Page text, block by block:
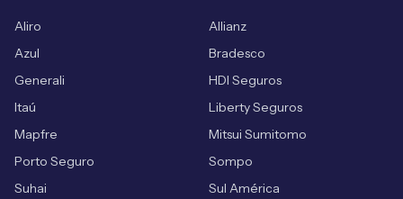
Aliro
Allianz
Azul
Bradesco
Generali
HDI Seguros
Itaú
Liberty Seguros
Mapfre
Mitsui Sumitomo
Porto Seguro
Sompo
Suhai
Sul América